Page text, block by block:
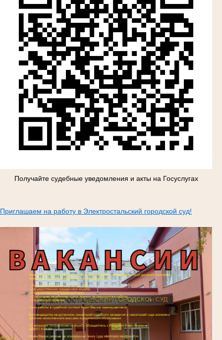
Получайте судебные уведомления и акты на Госуслугах
Приглашаем на работу в Электростальский городской суд!